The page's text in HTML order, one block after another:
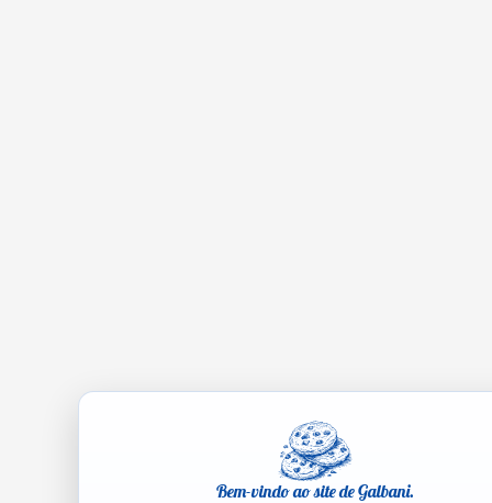
Bem-vindo ao site de Galbani.